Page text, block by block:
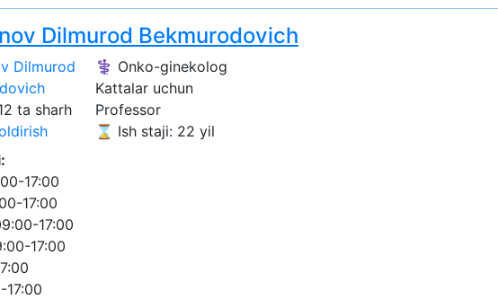
Dilmurod Bekmurodovich
ta sharh
⚕️ Onko-ginekolog
Kattalar uchun
Professor
⌛ Ish staji: 22 yil
17:00
17:00
17:00
17:00
17:00